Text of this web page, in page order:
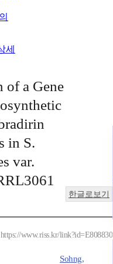
세
of a Gene
in S.
var.
한글로보기
https://www.riss.kr/link?id=E808830
Sohng,